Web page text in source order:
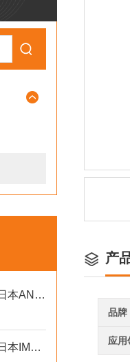
到货！京都玉崎深圳仓库到货日本AND 电子秤HV-60KCEP
到货！京都玉崎深圳仓库到货日本IMADA 推拉力计 DST-20N
产
品牌
应用